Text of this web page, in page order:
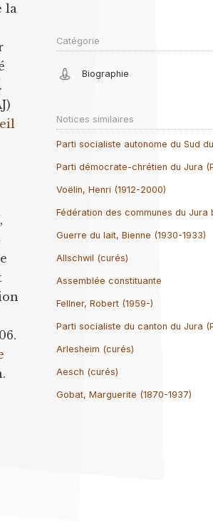
la
Catégorie
Biographie
Notices similaires
Parti socialiste autonome du Sud
Parti démocrate-chrétien du Jura
Voëlin, Henri (1912-2000)
Fédération des communes du Jura
Guerre du lait, Bienne (1930-1933)
Allschwil (curés)
Assemblée constituante
Fellner, Robert (1959-)
Parti socialiste du canton du Jura
Arlesheim (curés)
Aesch (curés)
Gobat, Marguerite (1870-1937)